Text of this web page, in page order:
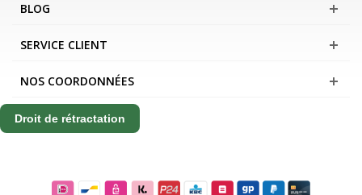
BLOG
SERVICE CLIENT
NOS COORDONNÉES
Droit de rétractation